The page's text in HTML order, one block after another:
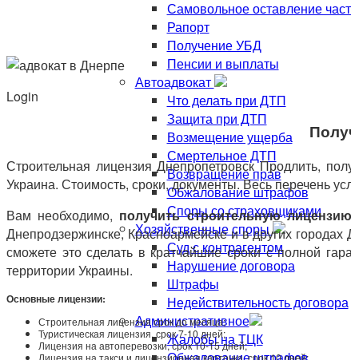
Самовольное оставление
Рапорт
Получение УБД
Пенсии и выплаты
Автоадвокат
Что делать при ДТП
Защита при ДТП
Возмещение ущерба
Смертельное ДТП
Возвращение прав
Обжалование штрафов
Споры со страховщиками
Хозяйственные споры
Суд с контрагентом
Нарушение договора
Штрафы
Недействительность договора
Административное
Жалобы на ТЦК
Login
Строительная лицензия Днепропетровск Продлить,
Украина. Стоимость, сроки, документы. Весь перечень
Вам необходимо, получить строительную
Днепродзержинске, Красноармейске и в других
сможете это сделать в кратчайшие сроки с полной
территории Украины.
Основные лицензии:
Строительная лицензия срок до месяца;
Туристическая лицензия, срок 7-10 дней;
Лицензия на автоперевозки, срок 10-15 дней;
Лицензия на такси и лицензионная карточка, срок 10 дней;